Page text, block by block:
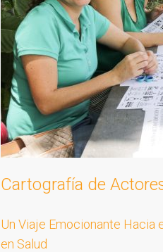
Cartografía de
Un Viaje Emocionante Hacia
en Salud